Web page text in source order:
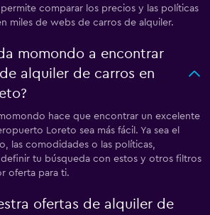
comparar los precios y las políticas
miles de webs de carros de alquiler.
momondo a encontrar
alquiler de carros en
hace que encontrar un excelente
Loreto sea más fácil. Ya sea el
las comodidades o las políticas,
tu búsqueda con estos y otros filtros
oferta para ti.
ofertas de alquiler de